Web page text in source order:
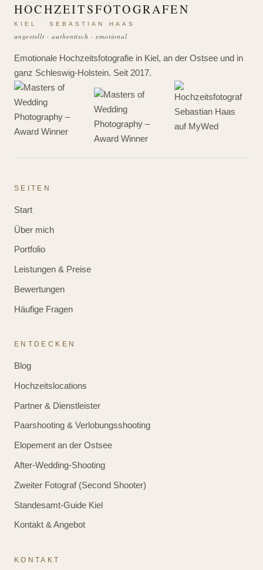
HOCHZEITSFOTOGRAFEN
KIEL · SEBASTIAN HAAS
ungestellt · authentisch · emotional
Emotionale Hochzeitsfotografie in Kiel, an der Ostsee und in
ganz Schleswig-Holstein. Seit 2017.
SEITEN
Start
Über mich
Portfolio
Leistungen & Preise
Bewertungen
Häufige Fragen
ENTDECKEN
Blog
Hochzeitslocations
Partner & Dienstleister
Paarshooting & Verlobungsshooting
Elopement an der Ostsee
After-Wedding-Shooting
Zweiter Fotograf (Second Shooter)
Standesamt-Guide Kiel
Kontakt & Angebot
KONTAKT